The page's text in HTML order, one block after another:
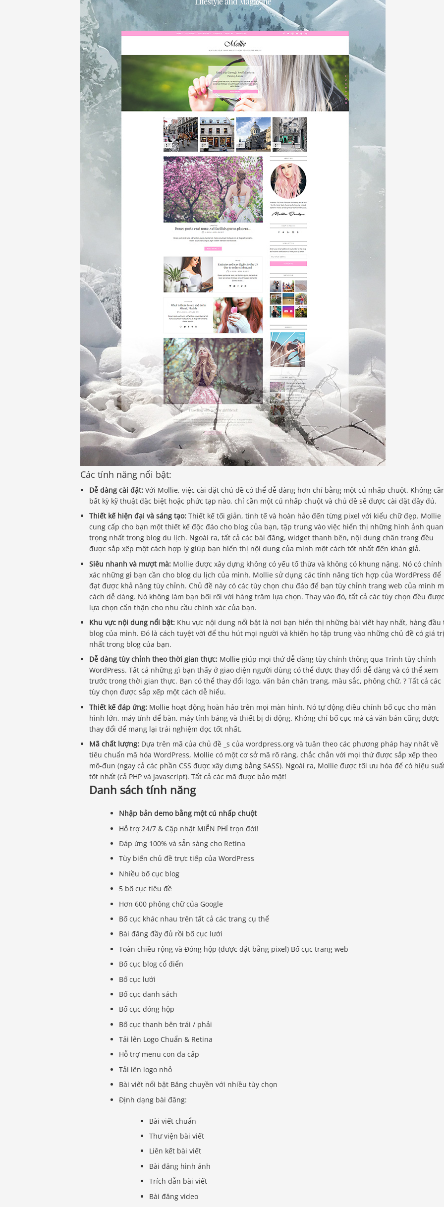
Các tính năng nổi bật:
Dễ dàng cài đặt:Với Mollie, việc cài đặt chủ đề có thể dễ dàng hơn chỉ bằng một cú nhấp chuột. Không
bất kỳ kỹ thuật đặc biệt hoặc phức tạp nào, chỉ cần một cú nhấp chuột và chủ đề sẽ được cài đặt đầy đủ.
Thiết kế hiện đại và sáng tạo: Thiết kế tối giản, tinh tế và hoàn hảo đến từng pixel với kiểu chữ đẹp. Mollie
cung cấp cho bạn một thiết kế độc đáo cho blog của bạn, tập trung vào việc hiển thị những hình ảnh quan
trọng nhất trong blog du lịch. Ngoài ra, tất cả các bài đăng, widget thanh bên, nội dung chân trang đều
được sắp xếp một cách hợp lý giúp bạn hiển thị nội dung của mình một cách tốt nhất đến khán giả.
Siêu nhanh và mượt mà: Mollie được xây dựng không có yếu tố thừa và không có khung nặng. Nó có chính
xác những gì bạn cần cho blog du lịch của mình. Mollie sử dụng các tính năng tích hợp của WordPress để
đạt được khả năng tùy chỉnh. Chủ đề này có các tùy chọn chu đáo để bạn tùy chỉnh trang web của mình
cách dễ dàng. Nó không làm bạn bối rối với hàng trăm lựa chọn. Thay vào đó, tất cả các tùy chọn đều
lựa chọn cẩn thận cho nhu cầu chính xác của bạn.
Khu vực nội dung nổi bật: Khu vực nội dung nổi bật là nơi bạn hiển thị những bài viết hay nhất, hàng đầu
blog của mình. Đó là cách tuyệt vời để thu hút mọi người và khiến họ tập trung vào những chủ đề có giá
nhất trong blog của bạn.
Dễ dàng tùy chỉnh theo thời gian thực: Mollie giúp mọi thứ dễ dàng tùy chỉnh thông qua Trình tùy chỉnh
WordPress. Tất cả những gì bạn thấy ở giao diện người dùng có thể được thay đổi dễ dàng và có thể xem
trước trong thời gian thực. Bạn có thể thay đổi logo, văn bản chân trang, màu sắc, phông chữ, ? Tất cả các
tùy chọn được sắp xếp một cách dễ hiểu.
Thiết kế đáp ứng: Mollie hoạt động hoàn hảo trên mọi màn hình. Nó tự động điều chỉnh bố cục cho màn
hình lớn, máy tính để bàn, máy tính bảng và thiết bị di động. Không chỉ bố cục mà cả văn bản cũng được
thay đổi để mang lại trải nghiệm đọc tốt nhất.
Mã chất lượng: Dựa trên mã của chủ đề _s của wordpress.org và tuân theo các phương pháp hay nhất về
tiêu chuẩn mã hóa WordPress, Mollie có một cơ sở mã rõ ràng, chắc chắn với mọi thứ được sắp xếp theo
mô-đun (ngay cả các phần CSS được xây dựng bằng SASS). Ngoài ra, Mollie được tối ưu hóa để có hiệu
tốt nhất (cả PHP và Javascript). Tất cả các mã được bảo mật!
Danh sách tính năng
Nhập bản demo bằng một cú nhấp chuột
Hỗ trợ 24/7 & Cập nhật MIỄN PHÍ trọn đời!
Đáp ứng 100% và sẵn sàng cho Retina
Tùy biến chủ đề trực tiếp của WordPress
Nhiều bố cục blog
5 bố cục tiêu đề
Hơn 600 phông chữ của Google
Bố cục khác nhau trên tất cả các trang cụ thể
Bài đăng đầy đủ rồi bố cục lưới
Toàn chiều rộng và Đóng hộp (được đặt bằng pixel) Bố cục trang web
Bố cục blog cổ điển
Bố cục lưới
Bố cục danh sách
Bố cục đóng hộp
Bố cục thanh bên trái / phải
Tải lên Logo Chuẩn & Retina
Hỗ trợ menu con đa cấp
Tải lên logo nhỏ
Bài viết nổi bật Băng chuyền với nhiều tùy chọn
Định dạng bài đăng:
Bài viết chuẩn
Thư viện bài viết
Liên kết bài viết
Bài đăng hình ảnh
Trích dẫn bài viết
Bài đăng video